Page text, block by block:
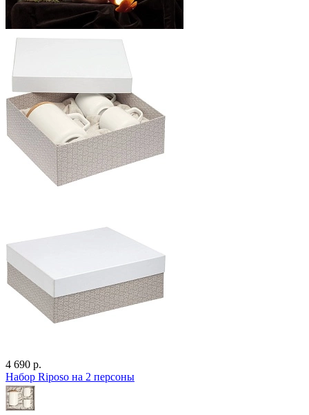
4 690 р.
Набор Riposo на 2 персоны